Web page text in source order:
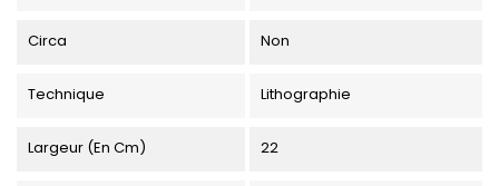
Circa Non
Technique Lithographie
Largeur (en Cm) 22